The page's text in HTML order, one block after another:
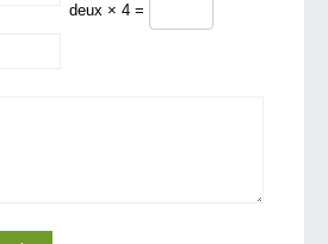
deux × 4 =